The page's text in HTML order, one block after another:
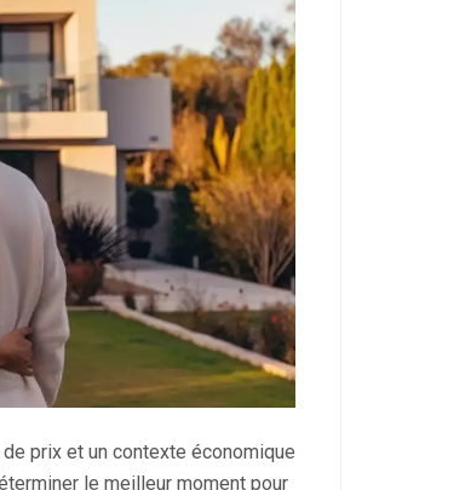
prix et un contexte économique
le meilleur moment pour